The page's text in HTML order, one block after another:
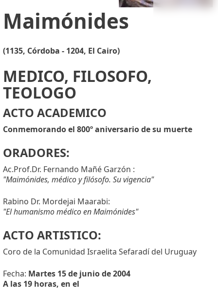
Maimónides
(1135, Córdoba - 1204, El Cairo)
MEDICO, FILOSOFO,
TEOLOGO
ACTO ACADEMICO
Conmemorando el 800º aniversario de su muerte
ORADORES:
Ac.Prof.Dr. Fernando Mañé Garzón :
"Maimónides, médico y filósofo. Su vigencia"
Rabino Dr. Mordejai Maarabi:
"El humanismo médico en Maimónides"
ACTO ARTISTICO:
Coro de la Comunidad Israelita Sefaradí del Uruguay
Fecha: Martes 15 de junio de 2004
A las 19 horas, en el